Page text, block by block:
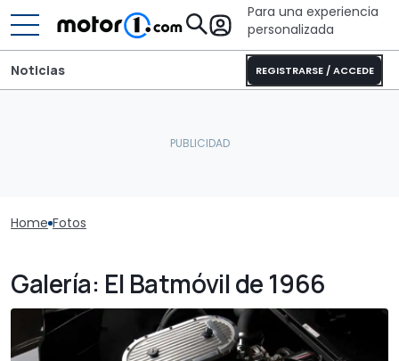
Para una experiencia
personalizada
REGISTRARSE / ACCEDE
Noticias
Home Fotos
Galería: El Batmóvil de 1966